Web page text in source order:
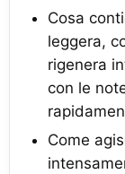
Cosa
leggera,
rigenera
con le
Come